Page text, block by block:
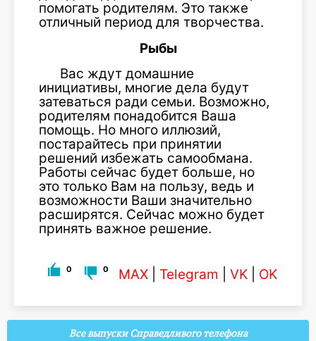
помогать родителям. Это также
отличный период для творчества.
Рыбы
Вас ждут домашние
инициативы, многие дела будут
затеваться ради семьи. Возможно,
родителям понадобится Ваша
помощь. Но много иллюзий,
постарайтесь при принятии
решений избежать самообмана.
Работы сейчас будет больше, но
это только Вам на пользу, ведь и
возможности Ваши значительно
расширятся. Сейчас можно будет
принять важное решение.
0 0 MAX Telegram VK OK
Все выпуски Справедливого телефона